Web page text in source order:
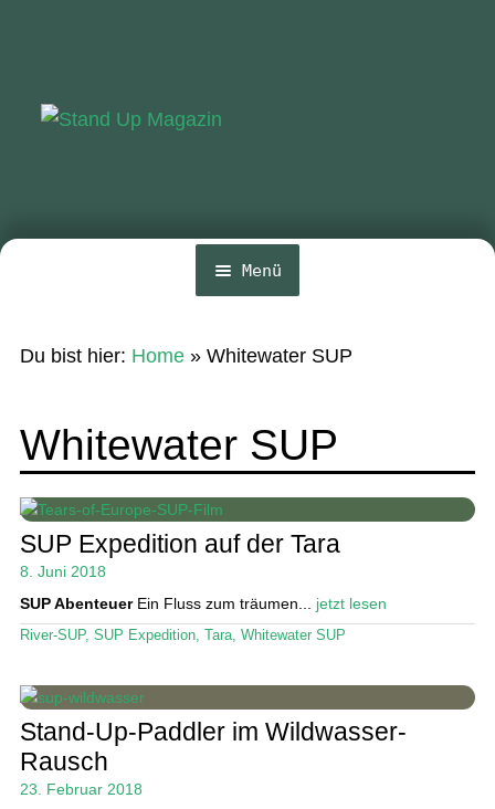
Menü
SUP-Events
Ratgeber
Stand Up Magazin TV
Mein Konto
Du bist hier: Home» Whitewater SUP
Whitewater SUP
SUP Expedition auf der Tara
8. Juni 2018
SUP AbenteuerEin Fluss zum träumen... jetzt lesen
River-SUP, SUP Expedition, Tara, Whitewater SUP
Stand-Up-Paddler im Wildwasser-
Rausch
23. Februar 2018